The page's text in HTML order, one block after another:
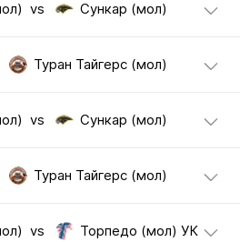
vs Сункар (мол)
Туран Тайгерс (мол)
vs Сункар (мол)
Туран Тайгерс (мол)
vs Торпедо (мол) УК